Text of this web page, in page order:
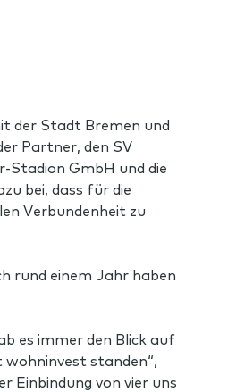
der Stadt Bremen und
Partner, den SV
Stadion GmbH und die
bei, dass für die
Verbundenheit zu
rund einem Jahr haben
es immer den Blick auf
standen“,
Einbindung von vier uns